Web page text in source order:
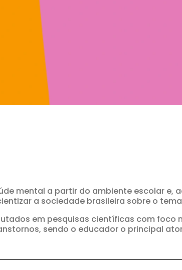
mental a partir do ambiente escolar e,
a sociedade brasileira sobre o
em pesquisas científicas com foco
sendo o educador o principal